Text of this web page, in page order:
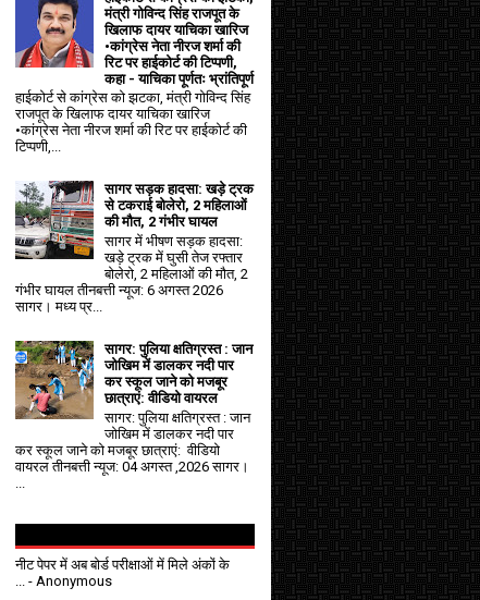
मंत्री गोविन्द सिंह राजपूत के
खिलाफ दायर याचिका खारिज
•कांग्रेस नेता नीरज शर्मा की
रिट पर हाईकोर्ट की टिप्पणी,
कहा - याचिका पूर्णतः भ्रांतिपूर्ण
हाईकोर्ट से कांग्रेस को झटका, मंत्री गोविन्द सिंह
राजपूत के खिलाफ दायर याचिका खारिज
•कांग्रेस नेता नीरज शर्मा की रिट पर हाईकोर्ट की
टिप्पणी,...
सागर सड़क हादसा: खड़े ट्रक
से टकराई बोलेरो, 2 महिलाओं
की मौत, 2 गंभीर घायल
सागर में भीषण सड़क हादसा:
खड़े ट्रक में घुसी तेज रफ्तार
बोलेरो, 2 महिलाओं की मौत, 2
गंभीर घायल तीनबत्ती न्यूज: 6 अगस्त 2026
सागर। मध्य प्र...
सागर: पुलिया क्षतिग्रस्त : जान
जोखिम में डालकर नदी पार
कर स्कूल जाने को मजबूर
छात्राएं: वीडियो वायरल
सागर: पुलिया क्षतिग्रस्त : जान
जोखिम में डालकर नदी पार
कर स्कूल जाने को मजबूर छात्राएं: वीडियो
वायरल तीनबत्ती न्यूज: 04 अगस्त ,2026 सागर।
नीट पेपर में अब बोर्ड परीक्षाओं में मिले अंकों के
- Anonymous